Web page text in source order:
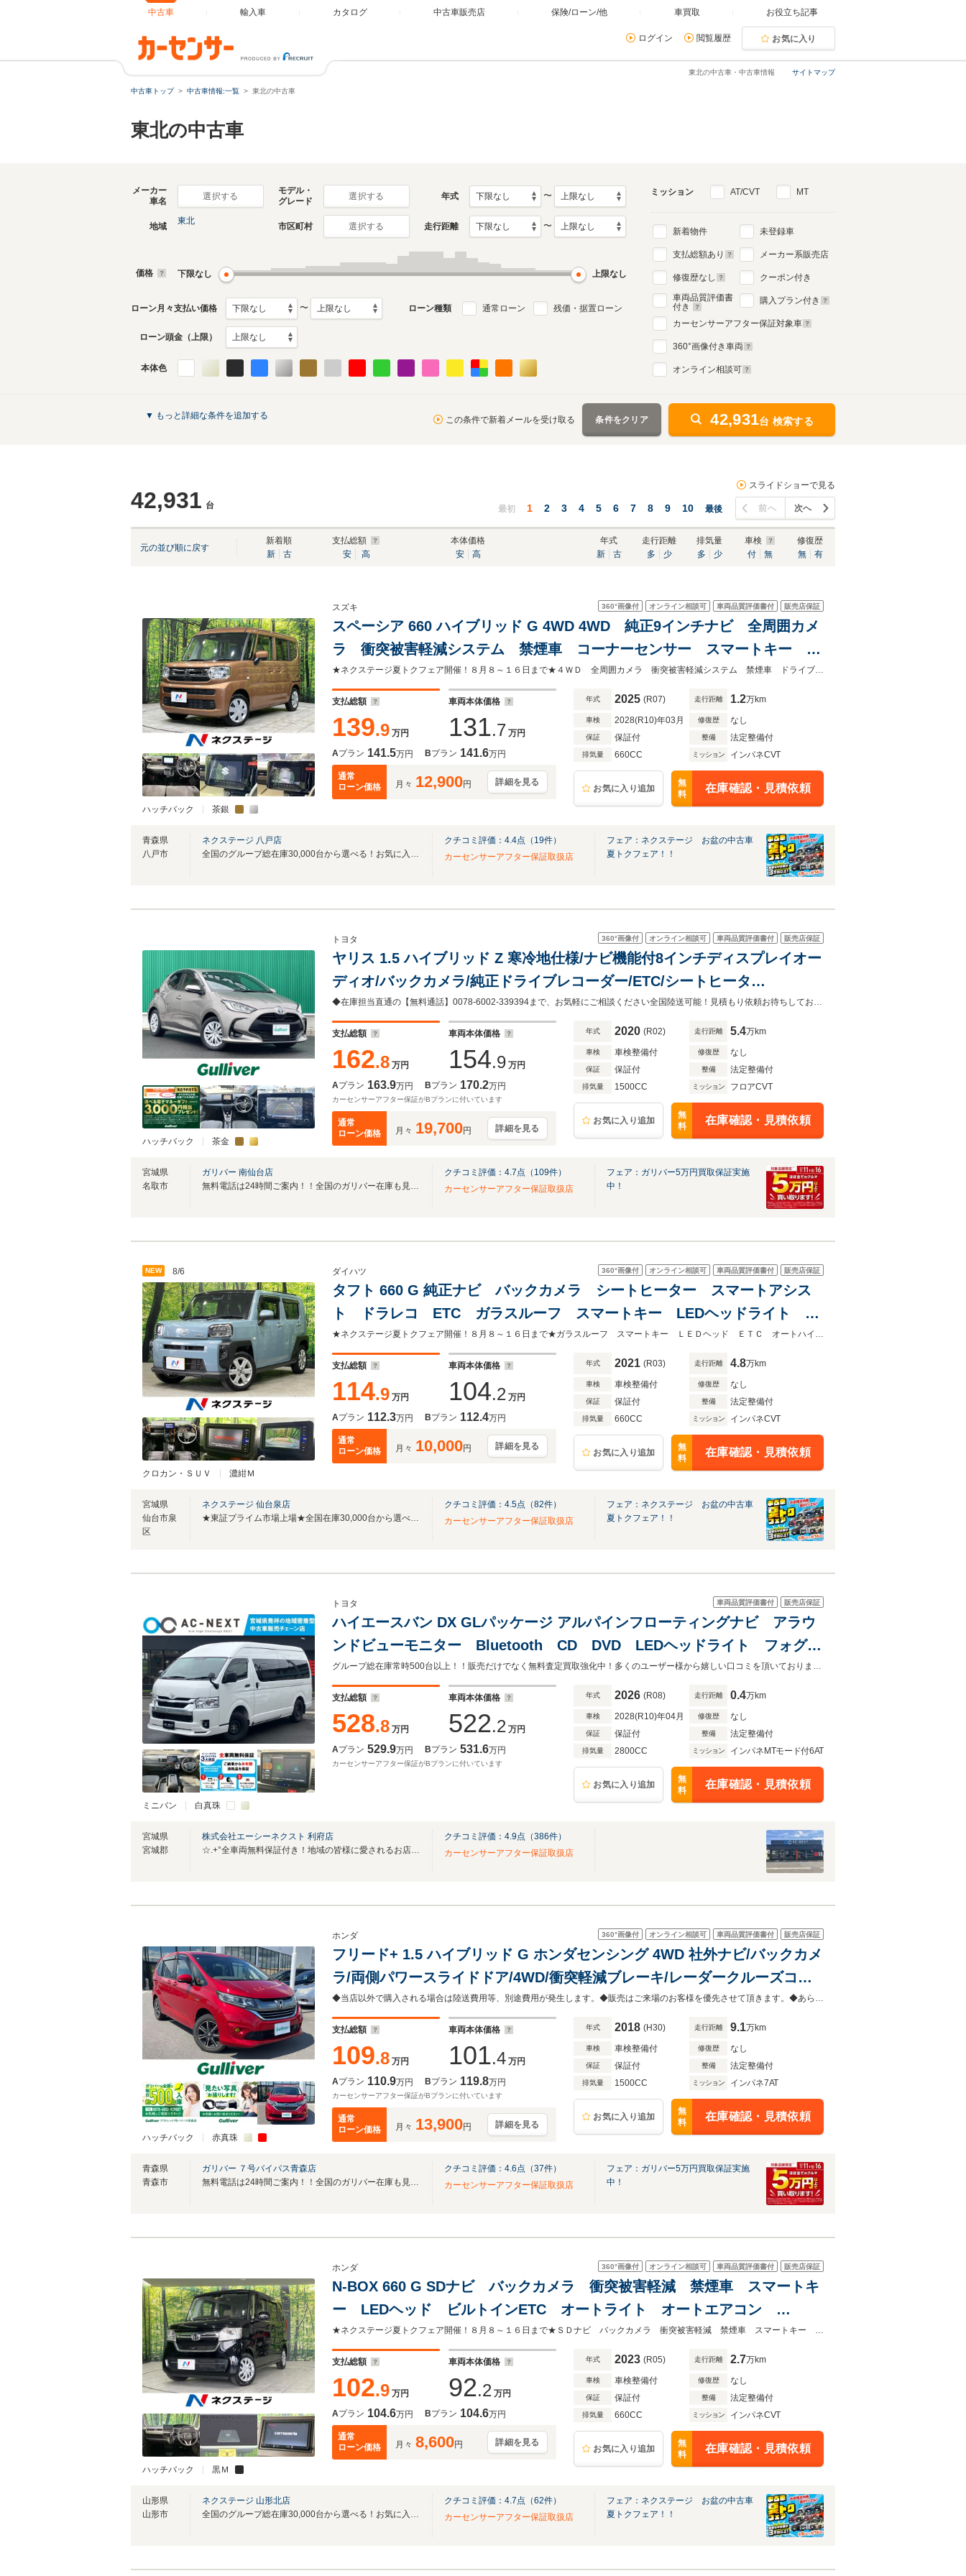
中古車 輸入車 カタログ 中古車販売店 保険/ローン/他 車買取 お役立ち記事
ログイン 閲覧履歴 お気に入り
サイトマップ
東北の中古車・中古車情報
中古車トップ 中古車情報:一覧 東北の中古車
東北の中古車
メーカー
車名
選択する
モデル・
グレード
選択する 年式 〜
地域
東北
市区町村 選択する 走行距離 〜
価格 下限なし 上限なし
ローン月々支払い価格 〜 ローン種類 通常ローン 残価・据置ローン
ローン頭金（上限）
本体色
ミッション AT/CVT MT
新着物件
支払総額あり
修復歴なし
車両品質評価書
付き
未登録車
メーカー系販売店
クーポン付き
購入プラン付き
カーセンサーアフター保証対象車
360°画像付き車両
オンライン相談可
▼ もっと詳細な条件を追加する この条件で新着メールを受け取る 条件をクリア 42,931台 検索する
42,931 台
スライドショーで見る
最初 1 2 3 4 5 6 7 8 9 10 最後 前へ 次へ
元の並び順に戻す
新着順
新
古
支払総額
安
高
本体価格
安
高
年式
新
古
走行距離
多
少
排気量
多
少
車検
付
無
修復歴
無
有
ハッチバック 茶銀
360°画像付 オンライン相談可 車両品質評価書付 販売店保証
スズキ
スペーシア 660 ハイブリッド G 4WD 4WD 純正9インチナビ 全周囲カメ
ラ 衝突被害軽減システム 禁煙車 コーナーセンサー スマートキー
LEDヘッドライト ETC オートハイビーム オートライト オートエアコ
ン
★ネクステージ夏トクフェア開催！８月８～１６日まで★４ＷＤ 全周囲カメラ 衝突被害軽減システム 禁煙車 ドライブレコーダー コーナーセンサー
支払総額
139.9 万円
車両本体価格
131.7 万円
Aプラン 141.5万円 Bプラン 141.6万円
通常
ローン価格
月々 12,900円 詳細を見る
年式 2025 (R07) 走行距離 1.2万km
車検 2028(R10)年03月 修復歴 なし
保証 保証付 整備 法定整備付
排気量 660CC ミッション インパネCVT
お気に入り追加
無
料
在庫確認・見積依頼
青森県
八戸市
ネクステージ 八戸店
全国のグループ総在庫30,000台から選べる！お気に入りの愛車がきっと見つかります！
クチコミ評価： 4.4点（ 19件）
カーセンサーアフター保証取扱店
フェア：ネクステージ お盆の中古車
夏トクフェア！！
ハッチバック 茶金
360°画像付 オンライン相談可 車両品質評価書付 販売店保証
トヨタ
ヤリス 1.5 ハイブリッド Z 寒冷地仕様/ナビ機能付8インチディスプレイオー
ディオ/バックカメラ/純正ドライブレコーダー/ETC/シートヒータ
ー/Bluetooth接続可/セーフティセンス/レーダークルーズコントロール/禁煙
車
◆在庫担当直通の【無料通話】0078-6002-339394まで、お気軽にご相談ください全国陸送可能！見積もり依頼お待ちしております。◆まずはお気軽にお電話ください！
支払総額
162.8 万円
車両本体価格
154.9 万円
Aプラン 163.9万円 Bプラン 170.2万円
カーセンサーアフター保証がBプランに付いています
通常
ローン価格
月々 19,700円 詳細を見る
年式 2020 (R02) 走行距離 5.4万km
車検 車検整備付 修復歴 なし
保証 保証付 整備 法定整備付
排気量 1500CC ミッション フロアCVT
お気に入り追加
無
料
在庫確認・見積依頼
宮城県
名取市
ガリバー 南仙台店
無料電話は24時間ご案内！！全国のガリバー在庫も見たい方は一括照会が可能です！
クチコミ評価： 4.7点（ 109件）
カーセンサーアフター保証取扱店
フェア：ガリバー5万円買取保証実施
中！
NEW 8/6
クロカン・ＳＵＶ 濃紺Ｍ
360°画像付 オンライン相談可 車両品質評価書付 販売店保証
ダイハツ
タフト 660 G 純正ナビ バックカメラ シートヒーター スマートアシス
ト ドラレコ ETC ガラスルーフ スマートキー LEDヘッドライト オ
ートハイビーム オートエアコン 電動格納ミラー 革巻きハンドル 禁煙
車
★ネクステージ夏トクフェア開催！８月８～１６日まで★ガラスルーフ スマートキー ＬＥＤヘッド ＥＴＣ オートハイビーム オートエアコン 電動格納ミラー
支払総額
114.9 万円
車両本体価格
104.2 万円
Aプラン 112.3万円 Bプラン 112.4万円
通常
ローン価格
月々 10,000円 詳細を見る
年式 2021 (R03) 走行距離 4.8万km
車検 車検整備付 修復歴 なし
保証 保証付 整備 法定整備付
排気量 660CC ミッション インパネCVT
お気に入り追加
無
料
在庫確認・見積依頼
宮城県
仙台市泉
区
ネクステージ 仙台泉店
★東証プライム市場上場★全国在庫30,000台から選べます★
クチコミ評価： 4.5点（82件）
カーセンサーアフター保証取扱店
フェア：ネクステージ お盆の中古車
夏トクフェア！！
ミニバン 白真珠
車両品質評価書付 販売店保証
トヨタ
ハイエースバン DX GLパッケージ アルパインフローティングナビ アラウ
ンドビューモニター Bluetooth CD DVD LEDヘッドライト フォグラ
ンプモデリスタエアロ HDMI USBポート 100Wコンセント ドリンクホ
ルダー
グループ総在庫常時500台以上！！販売だけでなく無料査定買取強化中！多くのユーザー様から嬉しい口コミを頂いております！！自社保証最長5年！！アフターサポートも充実！！
支払総額
528.8 万円
車両本体価格
522.2 万円
Aプラン 529.9万円 Bプラン 531.6万円
カーセンサーアフター保証がBプランに付いています
年式 2026 (R08) 走行距離 0.4万km
車検 2028(R10)年04月 修復歴 なし
保証 保証付 整備 法定整備付
排気量 2800CC ミッション インパネMTモード付6AT
お気に入り追加
無
料
在庫確認・見積依頼
宮城県
宮城郡
株式会社エーシーネクスト 利府店
☆.+°全車両無料保証付き！地域の皆様に愛されるお店を目指します！！°+.☆
クチコミ評価： 4.9点（386件）
カーセンサーアフター保証取扱店
ハッチバック 赤真珠
360°画像付 オンライン相談可 車両品質評価書付 販売店保証
ホンダ
フリード+ 1.5 ハイブリッド G ホンダセンシング 4WD 社外ナビ/バックカメ
ラ/両側パワースライドドア/4WD/衝突軽減ブレーキ/レーダークルーズコン
トロール/レーンキープアシスト/コーナーセンサー/社外ナビ/フルセ
グ/Bluetooth・バックカメラ/ハーフレザーシート
◆当店以外で購入される場合は陸送費用等、別途費用が発生します。◆販売はご来場のお客様を優先させて頂きます。◆あらかじめご確認下さい※販売は一般のお客様に限ります。
支払総額
109.8 万円
車両本体価格
101.4 万円
Aプラン 110.9万円 Bプラン 119.8万円
カーセンサーアフター保証がBプランに付いています
通常
ローン価格
月々 13,900円 詳細を見る
年式 2018 (H30) 走行距離 9.1万km
車検 車検整備付 修復歴 なし
保証 保証付 整備 法定整備付
排気量 1500CC ミッション インパネ7AT
お気に入り追加
無
料
在庫確認・見積依頼
青森県
青森市
ガリバー ７号バイパス青森店
無料電話は24時間ご案内！！全国のガリバー在庫も見たい方は一括照会が可能です！
クチコミ評価： 4.6点（37件）
カーセンサーアフター保証取扱店
フェア：ガリバー5万円買取保証実施
中！
ハッチバック 黒Ｍ
360°画像付 オンライン相談可 車両品質評価書付 販売店保証
ホンダ
N-BOX 660 G SDナビ バックカメラ 衝突被害軽減 禁煙車 スマートキ
ー LEDヘッド ビルトインETC オートライト オートエアコン
Bluetooth CD DVD再生 フルセグ
★ネクステージ夏トクフェア開催！８月８～１６日まで★ＳＤナビ バックカメラ 衝突被害軽減 禁煙車 スマートキー ＬＥＤヘッド ビルトインＥＴＣ
支払総額
102.9 万円
車両本体価格
92.2 万円
Aプラン 104.6万円 Bプラン 104.6万円
通常
ローン価格
月々 8,600円 詳細を見る
年式 2023 (R05) 走行距離 2.7万km
車検 車検整備付 修復歴 なし
保証 保証付 整備 法定整備付
排気量 660CC ミッション インパネCVT
お気に入り追加
無
料
在庫確認・見積依頼
山形県
山形市
ネクステージ 山形北店
全国のグループ総在庫30,000台から選べる！お気に入りの愛車がきっと見つかります！
クチコミ評価： 4.7点（62件）
カーセンサーアフター保証取扱店
フェア：ネクステージ お盆の中古車
夏トクフェア！！